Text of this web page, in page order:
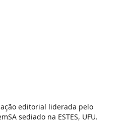
editorial liderada pelo
sediado na ESTES, UFU.